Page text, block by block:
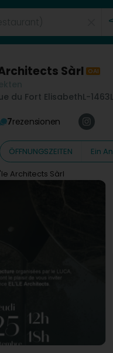
Sàrl OAI
du Fort ElisabethL-1463
7rezensionen
ÖFFNUNGSZEITEN Ein
Architects Sàrl